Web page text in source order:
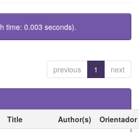
time: 0.003 seconds).
previous 1 next
Title Author(s)
Orientador